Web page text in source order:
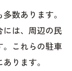
数あります。
は、周辺の民
。これらの駐車
ります。